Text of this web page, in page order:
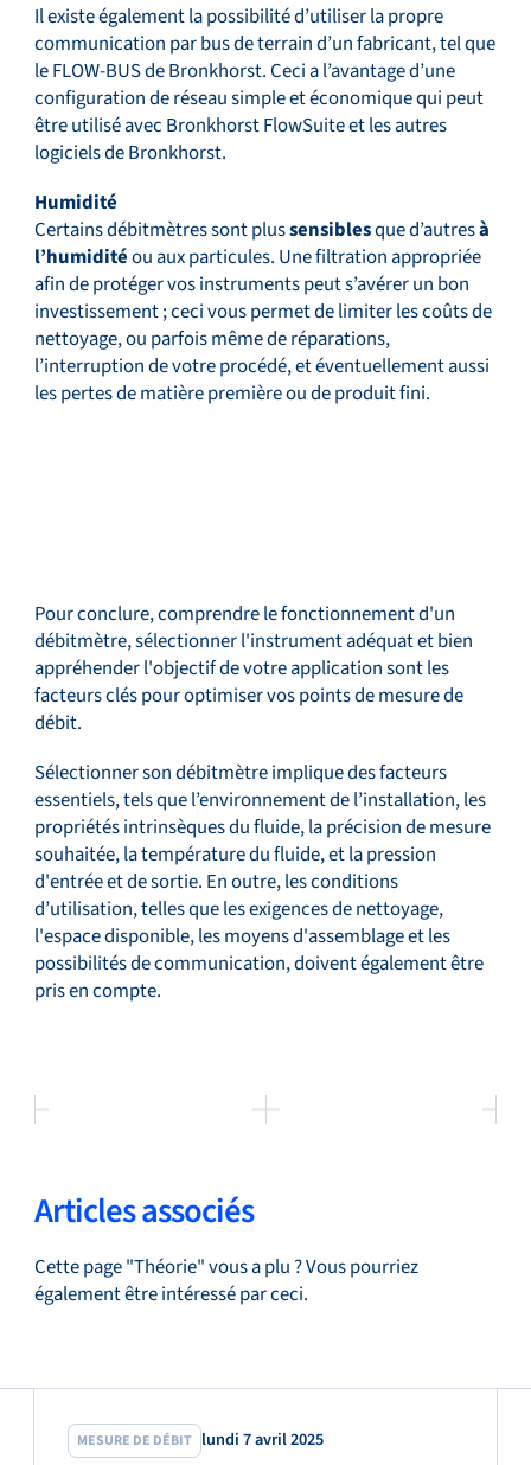
Il existe également la possibilité d’utiliser la propre
communication par bus de terrain d’un fabricant, tel que
le FLOW-BUS de Bronkhorst. Ceci a l’avantage d’une
configuration de réseau simple et économique qui peut
être utilisé avec Bronkhorst FlowSuite et les autres
logiciels de Bronkhorst.
Humidité
Certains débitmètres sont plussensiblesque d’autresà
l’humiditéou aux particules. Une filtration appropriée
afin de protéger vos instruments peut s’avérer un bon
investissement ; ceci vous permet de limiter les coûts de
nettoyage, ou parfois même de réparations,
l’interruption de votre procédé, et éventuellement aussi
les pertes de matière première ou de produit fini.
Pour conclure, comprendre le fonctionnement d'un
débitmètre, sélectionner l'instrument adéquat et bien
appréhender l'objectif de votre application sont les
facteurs clés pour optimiser vos points de mesure de
débit.
Sélectionner son débitmètre implique des facteurs
essentiels, tels que l’environnement de l’installation, les
propriétés intrinsèques du fluide, la précision de mesure
souhaitée, la température du fluide, et la pression
d'entrée et de sortie. En outre, les conditions
d’utilisation, telles que les exigences de nettoyage,
l'espace disponible, les moyens d'assemblage et les
possibilités de communication, doivent également être
pris en compte.
Articles associés
Cette page "Théorie" vous a plu ? Vous pourriez
également être intéressé par ceci.
MESURE DE DÉBIT lundi 7 avril 2025